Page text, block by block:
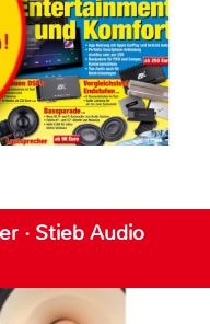
· Stieb Audio